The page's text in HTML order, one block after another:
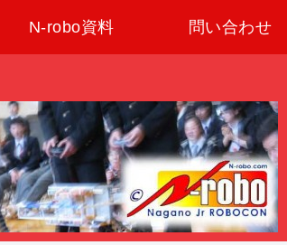
N-robo資料 問い合わせ